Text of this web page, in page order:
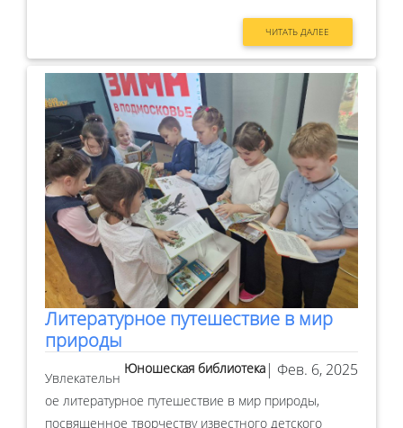
ЧИТАТЬ ДАЛЕЕ
Литературное путешествие в мир
природы
| Фев. 6, 2025
Юношеская библиотека
Увлекательн
ое литературное путешествие в мир природы,
посвященное творчеству известного детского